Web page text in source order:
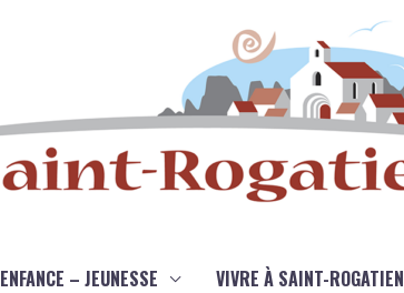
ENFANCE – JEUNESSE VIVRE À SAINT-ROGATIEN